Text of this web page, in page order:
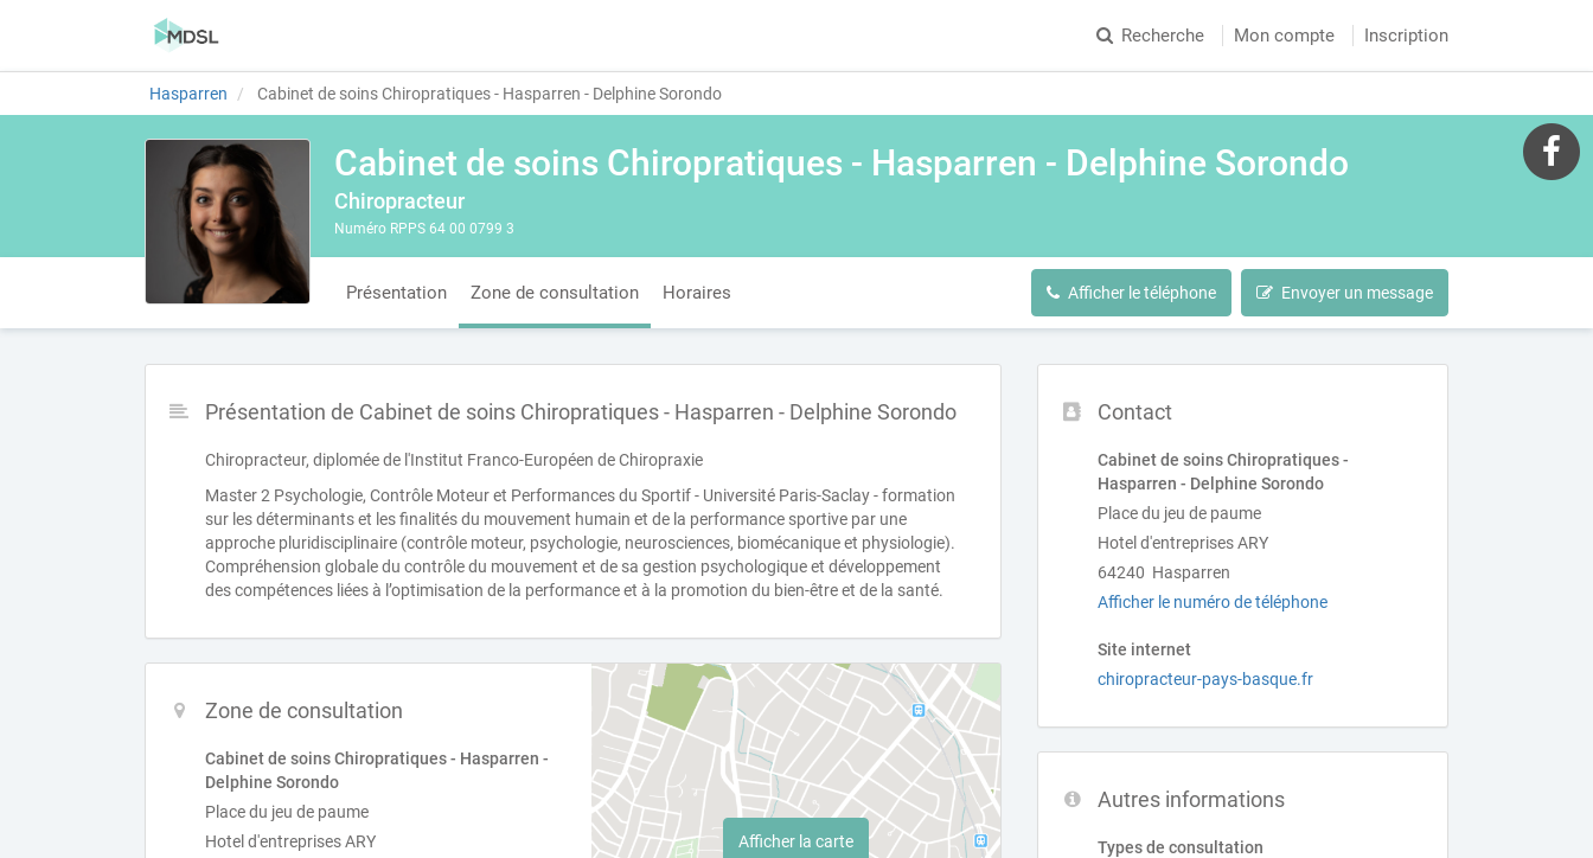
Recherche Mon compte Inscription
Hasparren Cabinet de soins Chiropratiques - Hasparren - Delphine Sorondo
Cabinet de soins Chiropratiques - Hasparren - Delphine Sorondo
Chiropracteur
Numéro RPPS 64 00 0799 3
Présentation Zone de consultation Horaires Afficher le téléphone Envoyer un message
Contact
Cabinet de soins Chiropratiques -
Hasparren - Delphine Sorondo
Place du jeu de paume
Hotel d'entreprises ARY
64240 Hasparren
Afficher le numéro de téléphone
Site internet
chiropracteur-pays-basque.fr
Autres informations
Types de consultation
Présentation de Cabinet de soins Chiropratiques - Hasparren - Delphine Sorondo
Chiropracteur, diplomée de l'Institut Franco-Européen de Chiropraxie
Master 2 Psychologie, Contrôle Moteur et Performances du Sportif - Université Paris-Saclay - formation
sur les déterminants et les finalités du mouvement humain et de la performance sportive par une
approche pluridisciplinaire (contrôle moteur, psychologie, neurosciences, biomécanique et physiologie).
Compréhension globale du contrôle du mouvement et de sa gestion psychologique et développement
des compétences liées à l’optimisation de la performance et à la promotion du bien-être et de la santé.
Zone de consultation
Cabinet de soins Chiropratiques - Hasparren -
Delphine Sorondo
Place du jeu de paume
Hotel d'entreprises ARY
Afficher la carte